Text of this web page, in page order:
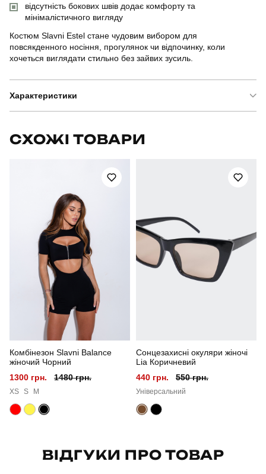
відсутність бокових швів додає комфорту та
мінімалістичного вигляду
Костюм Slavni Estel стане чудовим вибором для
повсякденного носіння, прогулянок чи відпочинку, коли
хочеться виглядати стильно без зайвих зусиль.
Характеристики
для повсякденного носіння
повсякденний
весна-літо
Матеріал
Склад тканини 95% віскоза, 5% еластан
Країна - виробник
СХОЖІ ТОВАРИ
Комбінезон Slavni Balance
жіночий Чорний
1300 грн.
1480 грн.
XS S M
Сонцезахисні окуляри жіночі
Lia Коричневий
440 грн.
550 грн.
Універсальний
ВІДГУКИ ПРО ТОВАР